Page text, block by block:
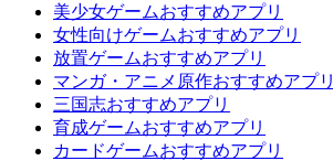
美少女ゲームおすすめアプリ
女性向けゲームおすすめアプリ
放置ゲームおすすめアプリ
マンガ・アニメ原作おすすめアプリ
三国志おすすめアプリ
育成ゲームおすすめアプリ
カードゲームおすすめアプリ